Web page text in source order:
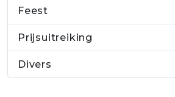
Feest
Prijsuitreiking
Divers